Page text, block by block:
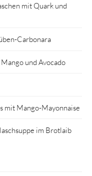
mit Quark und
Carbonara
und Avocado
mit Mango-Mayonnaise
im Brotlaib